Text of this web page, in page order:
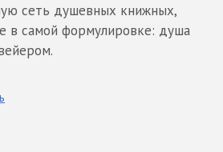
сеть душевных книжных,
в самой формулировке: душа